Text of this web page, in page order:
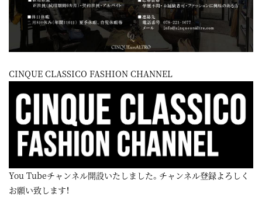
CINQUE CLASSICO FASHION CHANNEL
You Tubeチャンネル開設いたしました。チャンネル登録よろしく
お願い致します！